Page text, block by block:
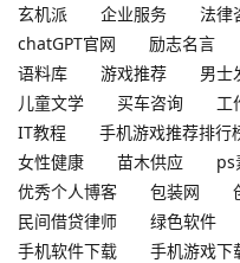
玄机派
企业服务 法律
chatGPT官网
励志名言
语料库
游戏推荐 男士
儿童文学
买车咨询 工
IT教程
手机游戏推荐排行
女性健康
苗木供应 ps
优秀个人博客
包装网
民间借贷律师
绿色软件
手机软件下载
手机游戏下